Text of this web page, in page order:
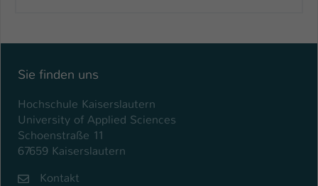
Sie finden uns
Hochschule Kaiserslautern
University of Applied Sciences
Schoenstraße 11
67659 Kaiserslautern
Kontakt